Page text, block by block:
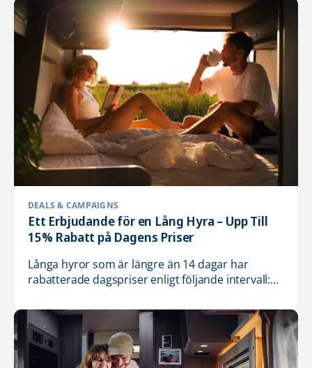
DEALS & CAMPAIGNS
Ett Erbjudande för en Lång Hyra – Upp Till
15% Rabatt på Dagens Priser
Långa hyror som är längre än 14 dagar har
rabatterade dagspriser enligt följande intervall:...